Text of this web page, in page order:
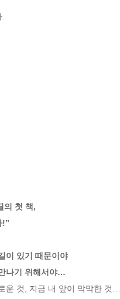
의 첫 책,
!”
이 있기 때문이야
나기 위해서야…